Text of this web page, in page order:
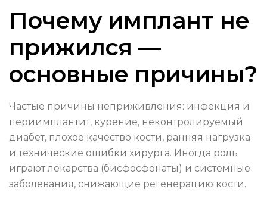
Почему имплант не
прижился —
основные причины?
Частые причины неприживления: инфекция и
периимплантит, курение, неконтролируемый
диабет, плохое качество кости, ранняя нагрузка
и технические ошибки хирурга. Иногда роль
играют лекарства (бисфосфонаты) и системные
заболевания, снижающие регенерацию кости.